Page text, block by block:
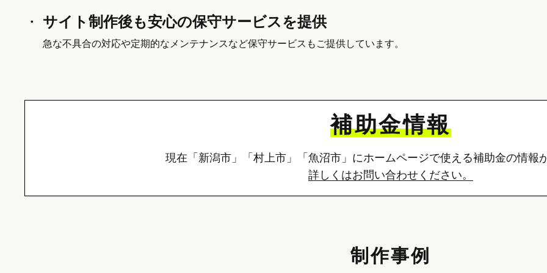
サイト制作後も安心の保守サービスを提供
急な不具合の対応や定期的なメンテナンスなど保守サービスもご提供しています。
補助金情報
現在「新潟市」「村上市」「魚沼市」にホームページで使える補助金の情報
詳しくはお問い合わせください。
制作事例